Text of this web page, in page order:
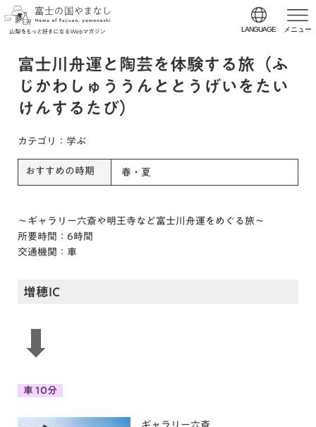
LANGUAGE メニュー
富士川舟運と陶芸を体験する旅（ふ
じかわしゅううんととうげいをたい
けんするたび）
カテゴリ ：学ぶ
おすすめの時期 春・夏
～ギャラリー六斎や明王寺など富士川舟運をめぐる旅～
所要時間：6時間
交通機関：車
増穂IC
車 10分
ギャラリー六斎